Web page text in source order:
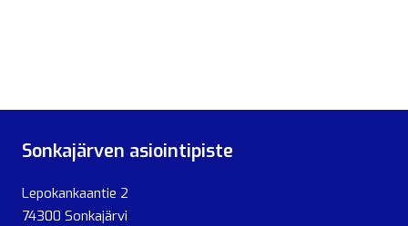
Sonkajärven asiointipiste
Lepokankaantie 2
74300 Sonkajärvi